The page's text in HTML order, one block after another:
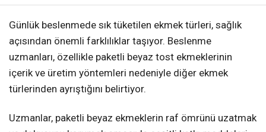
Günlük beslenmede sık tüketilen ekmek türleri, sağlık
açısından önemli farklılıklar taşıyor. Beslenme
uzmanları, özellikle paketli beyaz tost ekmeklerinin
içerik ve üretim yöntemleri nedeniyle diğer ekmek
türlerinden ayrıştığını belirtiyor.
Uzmanlar, paketli beyaz ekmeklerin raf ömrünü uzatmak